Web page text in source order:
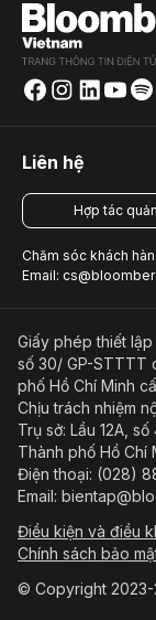
Liên hệ
Hợp tác
Chăm sóc khách
Email:
Giấy phép thiết
số 30/ GP-STTTT
phố Hồ Chí Minh
Chịu trách nhiệm
Trụ sở: Lầu 12A,
Thành phố Hồ Chí
Điện thoại: (028)
Email:
Điều kiện và điều
Chính sách bảo
© Copyright 2023-